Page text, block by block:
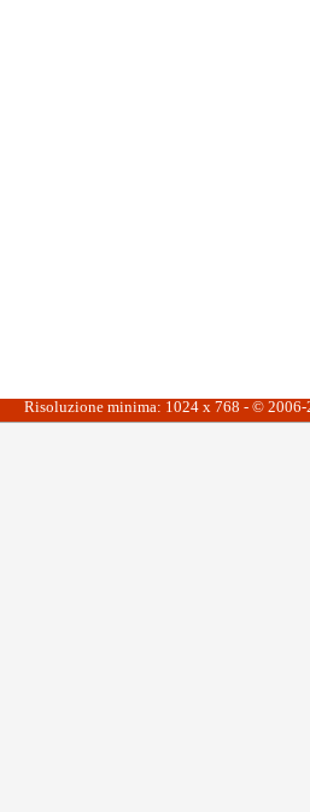
Risoluzione minima: 1024 x 768 - ©